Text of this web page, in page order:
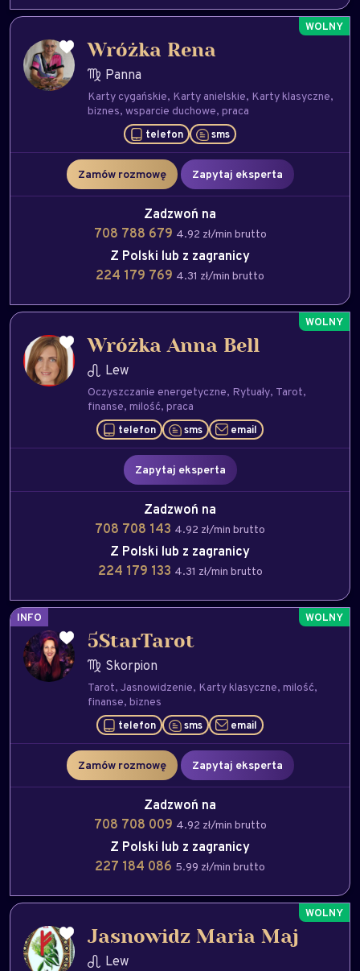
Wróżka Rena
Panna
Karty cygańskie Karty anielskie Karty klasyczne
biznes wsparcie duchowe praca
telefon sms
Zamów rozmowę Zapytaj eksperta
Zadzwoń na
708 788 679 4.92 zł/min brutto
Z Polski lub z zagranicy
224 179 769 4.31 zł/min brutto
Wróżka Anna Bell
Lew
Oczyszczanie energetyczne Rytuały Tarot
finanse milość praca
telefon sms email
Zapytaj eksperta
Zadzwoń na
708 708 143 4.92 zł/min brutto
Z Polski lub z zagranicy
224 179 133 4.31 zł/min brutto
INFO
5StarTarot
Skorpion
Tarot Jasnowidzenie Karty klasyczne milość
finanse biznes
telefon sms email
Zamów rozmowę Zapytaj eksperta
Zadzwoń na
708 708 009 4.92 zł/min brutto
Z Polski lub z zagranicy
227 184 086 5.99 zł/min brutto
Jasnowidz Maria Maj
Lew